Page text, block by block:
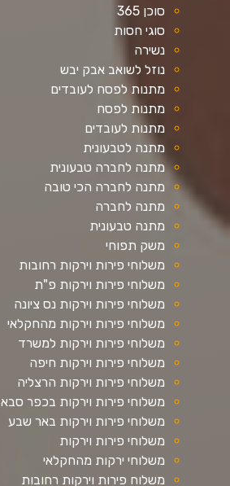
סוכן 365
סוגי חסות
נשירה
נוזל לשואב אבק יבש
מתנות לפסח לעובדים
מתנות לפסח
מתנות לעובדים
מתנה לטבעונית
מתנה לחברה טבעונית
מתנה לחברה הכי טובה
מתנה לחברה
מתנה טבעונית
משק תפוחי
משלוחי פירות וירקות רחובות
משלוחי פירות וירקות פ"ת
משלוחי פירות וירקות נס ציונה
משלוחי פירות וירקות מהחקלאי
משלוחי פירות וירקות למשרד
משלוחי פירות וירקות חיפה
משלוחי פירות וירקות הרצליה
משלוחי פירות וירקות בכפר סבא
משלוחי פירות וירקות באר שבע
משלוחי פירות וירקות
משלוחי ירקות מהחקלאי
משלוח פירות וירקות רחובות